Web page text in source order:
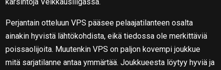
Perjantain otteluun VPS pääsee pelaajatilanteen osalta
ainakin hyvistä lähtökohdista, eikä tiedossa ole merkittäviä
poissaolijoita. Muutenkin VPS on paljon kovempi joukkue
mitä sarjatilanne antaa ymmärtää. Joukkueesta löytyy hyviä ja